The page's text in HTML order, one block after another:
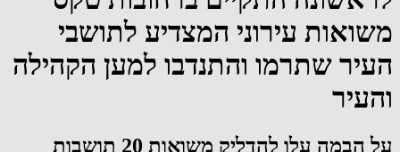
משואות עירוני המצדיע לתושבי
העיר שתרמו והתנדבו למען הקהילה
והעיר
על הבמה עלו להדליק משואות 20 תושבות